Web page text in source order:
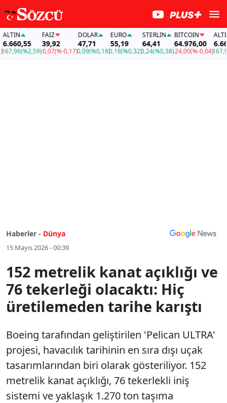
(%2,59)
FAİZ
39,92
-0,07(%-0,17)
DOLAR
47,71
0,09(%0,18)
EURO
55,19
0,18(%0,32)
STERLIN
64,41
0,24(%0,38)
BITCOIN
64.976,00
-24,00(%-0,04)
ALTIN
167,96
Haberler - Dünya
15 Mayıs 2026 - 00:39
152 metrelik kanat açıklığı ve
76 tekerleği olacaktı: Hiç
üretilemeden tarihe karıştı
Boeing tarafından geliştirilen 'Pelican ULTRA'
projesi, havacılık tarihinin en sıra dışı uçak
tasarımlarından biri olarak gösteriliyor. 152
metrelik kanat açıklığı, 76 tekerlekli iniş
sistemi ve yaklaşık 1.270 ton taşıma